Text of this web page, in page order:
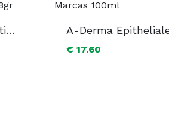
A-DERMA Dermalibour+ Stick Reparador para pele com irritações cutâneas seca. Embalagem de 8gr
€ 17.60